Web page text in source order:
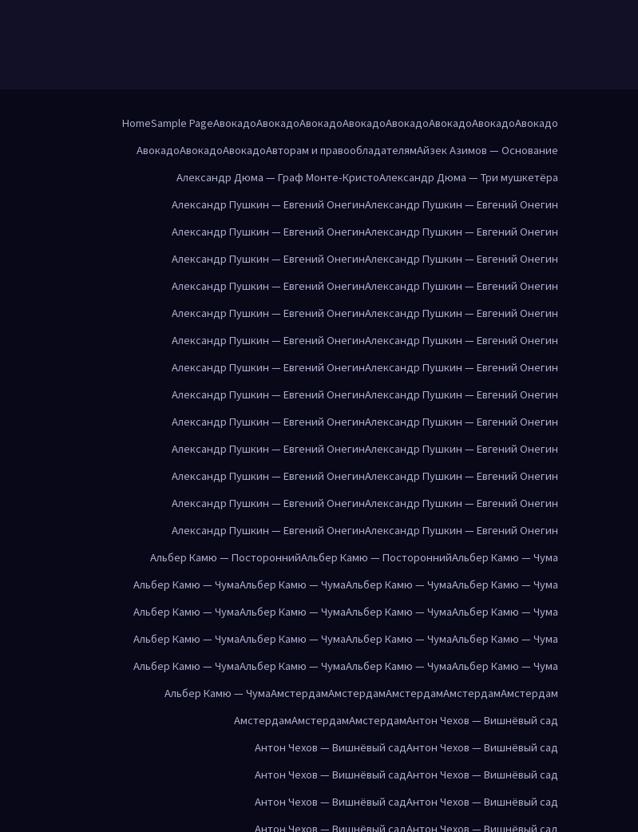
HomeSample PageАвокадоАвокадоАвокадоАвокадоАвокадоАвокадоАвокадоАвокадо
АвокадоАвокадоАвокадоАвторам и правообладателямАйзек Азимов — Основание
Александр Дюма — Граф Монте-КристоАлександр Дюма — Три мушкетёра
Александр Пушкин — Евгений ОнегинАлександр Пушкин — Евгений Онегин
Александр Пушкин — Евгений ОнегинАлександр Пушкин — Евгений Онегин
Александр Пушкин — Евгений ОнегинАлександр Пушкин — Евгений Онегин
Александр Пушкин — Евгений ОнегинАлександр Пушкин — Евгений Онегин
Александр Пушкин — Евгений ОнегинАлександр Пушкин — Евгений Онегин
Александр Пушкин — Евгений ОнегинАлександр Пушкин — Евгений Онегин
Александр Пушкин — Евгений ОнегинАлександр Пушкин — Евгений Онегин
Александр Пушкин — Евгений ОнегинАлександр Пушкин — Евгений Онегин
Александр Пушкин — Евгений ОнегинАлександр Пушкин — Евгений Онегин
Александр Пушкин — Евгений ОнегинАлександр Пушкин — Евгений Онегин
Александр Пушкин — Евгений ОнегинАлександр Пушкин — Евгений Онегин
Александр Пушкин — Евгений ОнегинАлександр Пушкин — Евгений Онегин
Александр Пушкин — Евгений ОнегинАлександр Пушкин — Евгений Онегин
Альбер Камю — ПостороннийАльбер Камю — ПостороннийАльбер Камю — Чума
Альбер Камю — ЧумаАльбер Камю — ЧумаАльбер Камю — ЧумаАльбер Камю — Чума
Альбер Камю — ЧумаАльбер Камю — ЧумаАльбер Камю — ЧумаАльбер Камю — Чума
Альбер Камю — ЧумаАльбер Камю — ЧумаАльбер Камю — ЧумаАльбер Камю — Чума
Альбер Камю — ЧумаАльбер Камю — ЧумаАльбер Камю — ЧумаАльбер Камю — Чума
Альбер Камю — ЧумаАмстердамАмстердамАмстердамАмстердамАмстердам
АмстердамАмстердамАмстердамАнтон Чехов — Вишнёвый сад
Антон Чехов — Вишнёвый садАнтон Чехов — Вишнёвый сад
Антон Чехов — Вишнёвый садАнтон Чехов — Вишнёвый сад
Антон Чехов — Вишнёвый садАнтон Чехов — Вишнёвый сад
Антон Чехов — Вишнёвый садАнтон Чехов — Вишнёвый сад